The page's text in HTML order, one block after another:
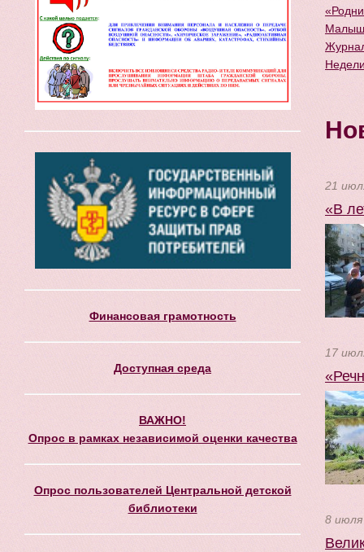
Финансовая грамотность
Доступная среда
ВАЖНО!
Опрос в рамках независимой оценки качества
Опрос пользователей Центральной детской
библиотеки
21
«В
17
8